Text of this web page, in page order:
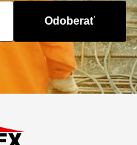
Odoberať